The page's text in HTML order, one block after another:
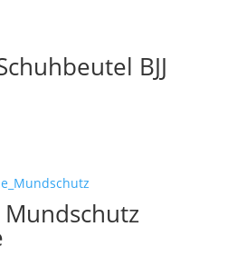
BJJ
Mundschutz